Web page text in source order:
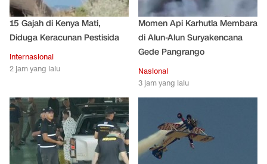
15 Gajah di Kenya Mati,
Diduga Keracunan Pestisida
Internasional
2 jam yang lalu
Momen Api Karhutla Membara
di Alun-Alun Suryakencana
Gede Pangrango
Nasional
3 jam yang lalu